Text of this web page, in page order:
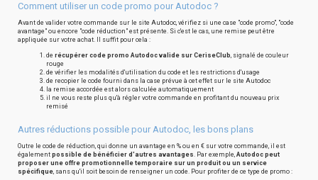
Comment utiliser un code promo pour Autodoc ?
Avant de valider votre commande sur le site Autodoc, vérifiez si une case "code promo", "code
avantage" ou encore "code réduction" est présente. Si c'est le cas, une remise peut être
appliquée sur votre achat. Il suffit pour cela :
de récupérer code promo Autodoc valide sur CeriseClub, signalé de couleur
rouge
de vérifier les modalités d'utilisation du code et les restrictions d'usage
de recopier le code fourni dans la case prévue à cet effet sur le site Autodoc
la remise accordée est alors calculée automatiquement
il ne vous reste plus qu'à régler votre commande en profitant du nouveau prix
remisé
Autres réductions possible pour Autodoc, les bons plans
Outre le code de réduction, qui donne un avantage en % ou en € sur votre commande, il est
également possible de bénéficier d'autres avantages. Par exemple, Autodoc peut
proposer une offre promotionnelle temporaire sur un produit ou un service
spécifique, sans qu'il soit besoin de renseigner un code. Pour profiter de ce type de promo :